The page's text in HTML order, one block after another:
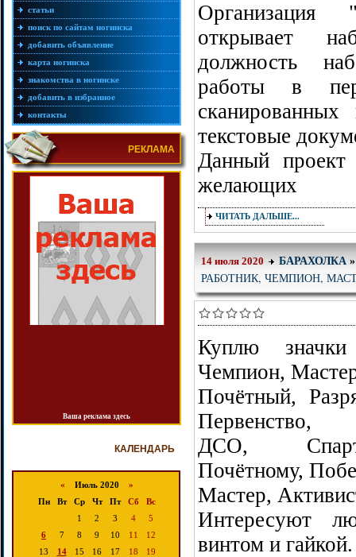
статьи
поиск по сайтам ногинска
добавить объявление
карта ногинска
знакомства в ногинске
добавить в избранное
контакты
РЕКЛАМА
Ваша реклама здесь
КАЛЕНДАРЬ
« Июль 2020 »
Пн
Вт Ср Чт Пт Сб
Вс
1
2 3 4
5
6
7 8 9 10 11
12
13
14 15 16 17 18
19
открывает
должность
работы в
текстовые
Данный проект
желающих
ЧИТАТЬ ДАЛЬШЕ...
14 июля 2020 БАРАХОЛКА
РАБОТНИК, ЧЕМПИОН,
Куплю
Чемпион,
Почётный,
Первенство,
ДСО,
Почётному,
Мастер,
Интересуют
винтом и гайкой.